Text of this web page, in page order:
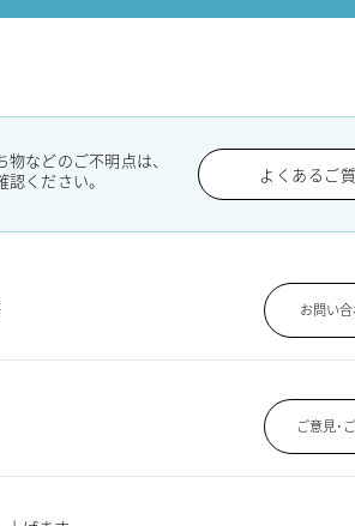
などのご不明点は、
ください。
よくあるご
お問い
ご意見･